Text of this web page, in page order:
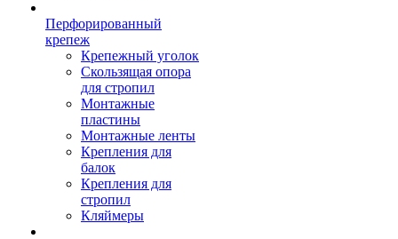
Перфорированный
крепеж
Крепежный уголок
Скользящая опора
для стропил
Монтажные
пластины
Монтажные ленты
Крепления для
балок
Крепления для
стропил
Кляймеры